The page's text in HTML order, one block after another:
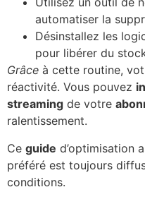
automatiser la
Désinstallez les
pour libérer du
Grâce à cette routine,
réactivité. Vous pouvez
streaming de votre
ralentissement.
Ce guide d’optimisation
préféré est toujours
conditions.